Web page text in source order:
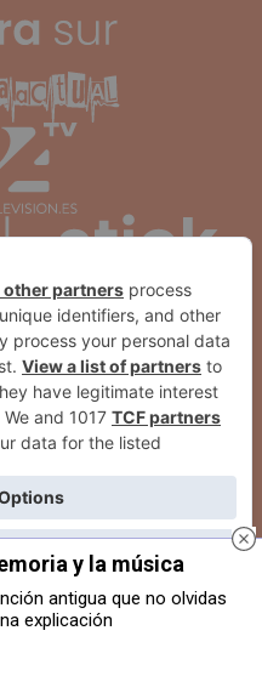
y la música
antigua que no olvidas
explicación